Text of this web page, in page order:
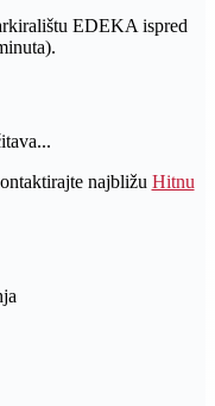
EDEKA ispred
najbližu Hitnu